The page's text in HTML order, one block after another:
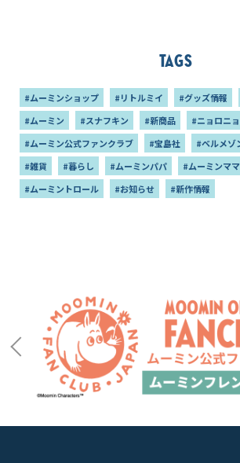
Tags
#ムーミンショップ #リトルミイ #グッズ情報
#ムーミン
#スナフキン #新商品
#ニョロニ
#ムーミン公式ファンクラブ
#宝島社 #ベルメゾ
#雑貨
#暮らし #ムーミンパパ #ムーミンママ
#ムーミントロール
#お知らせ #新作情報